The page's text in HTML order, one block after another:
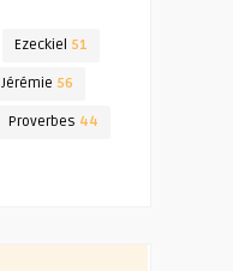
Ezeckiel 51
Jérémie 56
Proverbes 44